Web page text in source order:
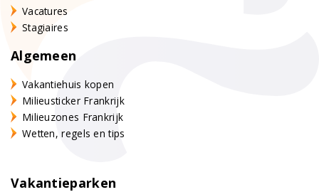
Vacatures
Stagiaires
Algemeen
Vakantiehuis kopen
Milieusticker Frankrijk
Milieuzones Frankrijk
Wetten, regels en tips
Vakantieparken